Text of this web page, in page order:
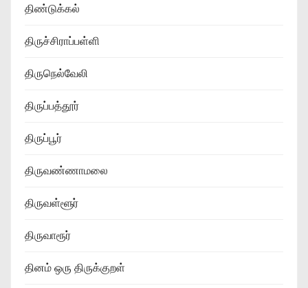
திண்டுக்கல்
திருச்சிராப்பள்ளி
திருநெல்வேலி
திருப்பத்தூர்
திருப்பூர்
திருவண்ணாமலை
திருவள்ளூர்
திருவாரூர்
தினம் ஒரு திருக்குறள்